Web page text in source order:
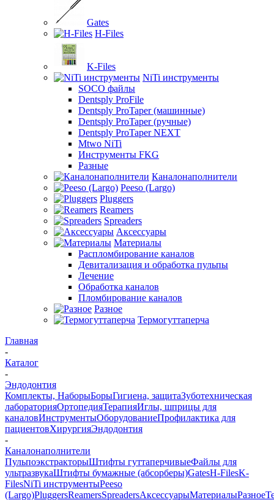
Gates
H-Files
K-Files
NiTi инструменты
SOCO файлы
Dentsply ProFile
Dentsply ProTaper (машинные)
Dentsply ProTaper (ручные)
Dentsply ProTaper NEXT
Mtwo NiTi
Инструменты FKG
Разные
Каналонаполнители
Peeso (Largo)
Pluggers
Reamers
Spreaders
Аксессуары
Материалы
Распломбирование каналов
Девитализация и обработка пульпы
Лечение
Обработка каналов
Пломбирование каналов
Разное
Термогуттаперча
Главная
-
Каталог
-
Эндодонтия
Комплекты, НаборыБорыГигиена, защитаЗуботехническая
лабораторияОртопедияТерапияИглы, шприцы для
каналовИнструментыОборудованиеПрофилактика для
пациентовХирургияЭндодонтия
-
Каналонаполнители
ПульпоэкстракторыШтифты гуттаперчивыеФайлы для
ультразвукаШтифты бумажные (абсорберы)GatesH-FilesK-
FilesNiTi инструментыPeeso
(Largo)PluggersReamersSpreadersАксессуарыМатериалыРазное